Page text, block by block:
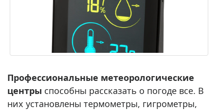
Профессиональные метеорологические
центры способны рассказать о погоде все. В
них установлены термометры, гигрометры,